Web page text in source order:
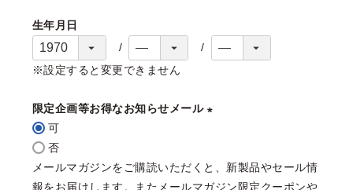
生年月日
※設定すると変更できません
限定企画等お得なお知らせメール
須
可
否
メールマガジンをご購読いただくと、新製品やセール情
報をお届けします。またメールマガジン限定クーポンや